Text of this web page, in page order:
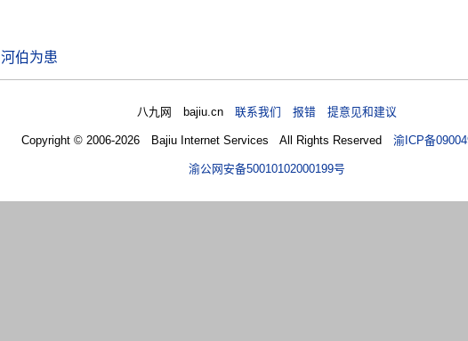
河伯为患
八九网 bajiu.cn联系我们 报错 提意见和建议
Copyright © 2006-2026 Bajiu Internet Services All Rights Reserved 渝ICP备
渝公网安备50010102000199号